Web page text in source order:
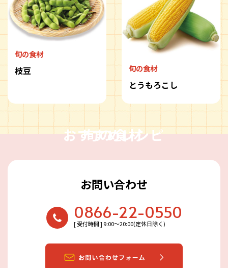
旬の食材
枝豆 旬の食材
とうもろこし
おすすめレシピ
旬の食材
お問い合わせ
0866-22-0550
[ 受付時間 ] 9:00〜20:00(定休日除く)